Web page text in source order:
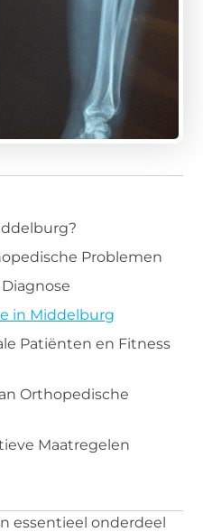
Problemen
in Middelburg
Patiënten en Fitness
Orthopedische
Maatregelen
essentieel onderdeel